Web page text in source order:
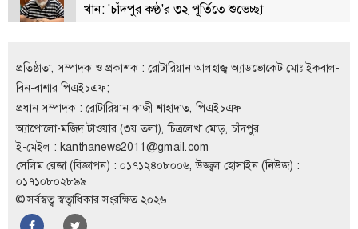
ভিডিও
পুরানো
আর্কাইভ
খান: 'চাঁদপুর কণ্ঠ'র ৩২ পূর্তিতে শুভেচ্ছা
প্রতিষ্ঠাতা, সম্পাদক ও প্রকাশক : রোটারিয়ান আলহাজ্ব অ্যাডভোকেট মোঃ ইকবাল-
বিন-বাশার পিএইচএফ;
প্রধান সম্পাদক : রোটারিয়ান কাজী শাহাদাত, পিএইচএফ
অ্যাপোলো-মজিদ টাওয়ার (৩য় তলা), চিত্রলেখা মোড়, চাঁদপুর
ই-মেইল : kanthanews2011@gmail.com
সেলিম রেজা (বিজ্ঞাপন) : ০১৭১২৪০৮০০৬, উজ্জ্বল হোসাইন (নিউজ) :
০১৭১০৮০২৮৯৯
© সর্বস্বত্ব স্বত্বাধিকার সংরক্ষিত ২০২৬